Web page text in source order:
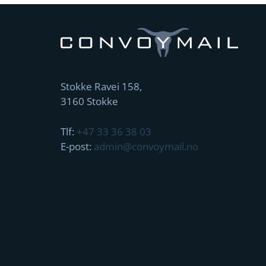
Stokke Ravei 158,
3160 Stokke
Tlf: +47 33 36 38 03
E-post: admin@convoymail.no